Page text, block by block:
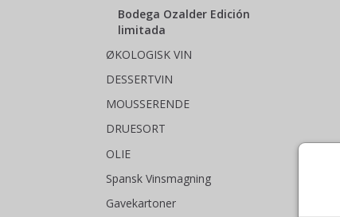
Bodega Ozalder Edición
limitada
ØKOLOGISK VIN
DESSERTVIN
MOUSSERENDE
DRUESORT
OLIE
Spansk Vinsmagning
Gavekartoner